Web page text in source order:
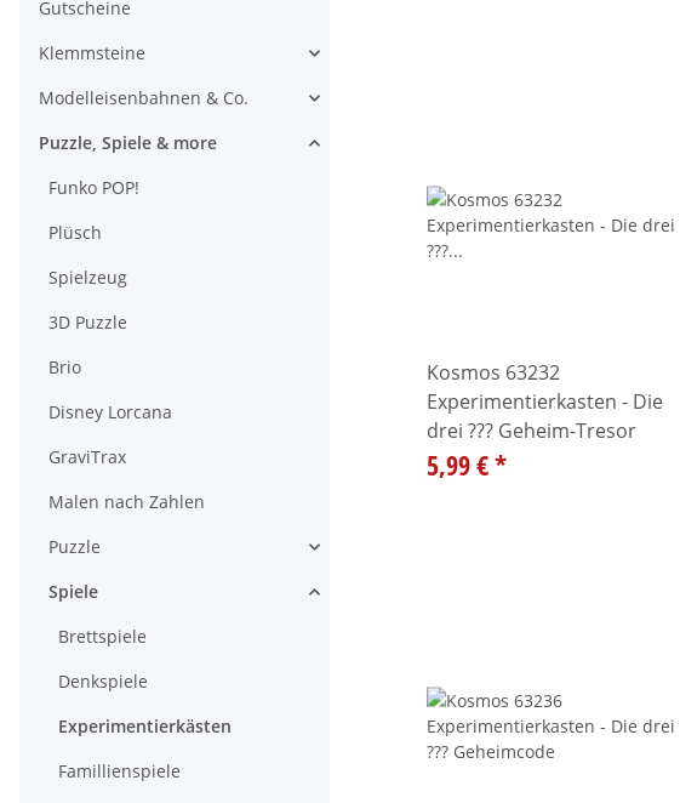
Kosmos 63232
Experimentierkasten - Die
drei ??? Geheim-Tresor
5,99 €*
Gutscheine
Klemmsteine
Alle anzeigen
Modelleisenbahnen & Co.
Alle anzeigen
Puzzle, Spiele & more
Alle anzeigen
Funko POP!
Plüsch
Spielzeug
3D Puzzle
Brio
Disney Lorcana
GraviTrax
Malen nach Zahlen
Puzzle
Alle anzeigen
Spiele
Alle anzeigen
Brettspiele
Denkspiele
Experimentierkästen
Famillienspiele